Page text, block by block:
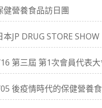
健營養食品訪日團
JP DRUG STORE SHOW
第三屆 第1次會員代表
後疫情時代的保健營養